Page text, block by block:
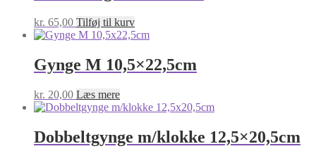
kr. 65,00 Tilføj til kurv
Gynge M 10,5×22,5cm
kr. 20,00 Læs mere
Dobbeltgynge m/klokke 12,5×20,5cm